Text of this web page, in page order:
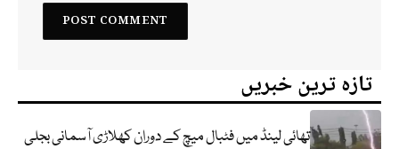
تازہ ترین خبریں
تھائی لینڈ میں فٹبال میچ کے دوران کھلاڑی آسمانی بجلی